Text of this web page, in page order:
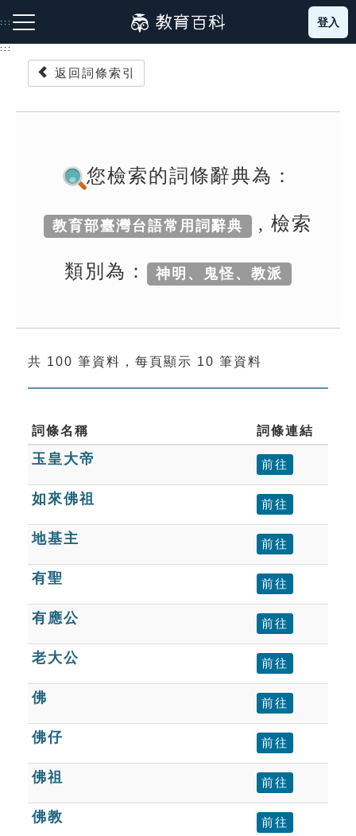
到
主
:::
生字詞彙表
成語故事
索引選單
單字索引
生命大百科索引
遊戲專區
教學應用
貓頭鷹博士
登入
:::
返回詞條索引
您檢索的詞條辭典為：
教育部臺灣台語常用詞辭典 , 檢索
類別為： 神明、鬼怪、教派
共 100 筆資料，每頁顯示 10 筆資料
詞條名稱 詞條連結
玉皇大帝 前往
如來佛祖 前往
地基主 前往
有聖 前往
有應公 前往
老大公 前往
佛 前往
佛仔 前往
佛祖 前往
佛教 前往